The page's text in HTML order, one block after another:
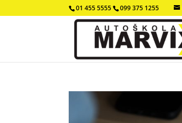
01 455 5555 099 375 1255